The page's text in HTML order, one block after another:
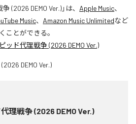
(2026 DEMO Ver.)」は、 Apple Music、
Music、 Amazon Music Unlimitedなど
ことができる。
ッド代理戦争 (2026 DEMO Ver.)
理戦争 (2026 DEMO Ver.)